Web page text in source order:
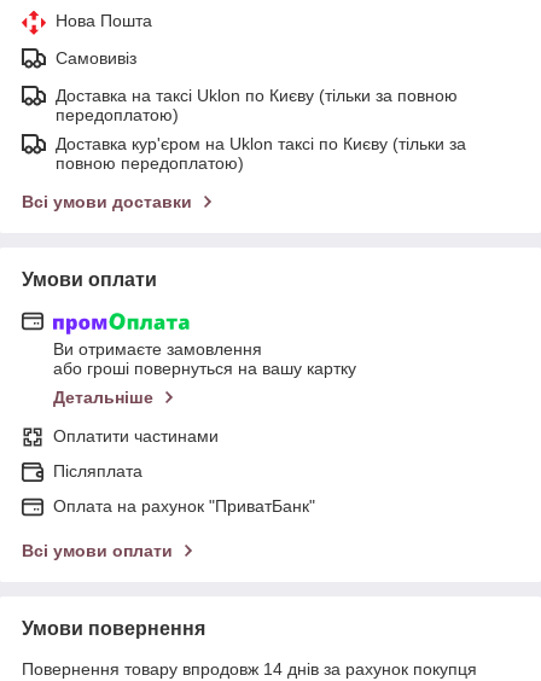
Нова Пошта
Самовивіз
Доставка на таксі Uklon по Києву (тільки за повною
передоплатою)
Доставка кур'єром на Uklon таксі по Києву (тільки за
повною передоплатою)
Всі умови доставки
Умови оплати
Ви отримаєте замовлення
або гроші повернуться на вашу картку
Детальніше
Оплатити частинами
Післяплата
Оплата на рахунок "ПриватБанк"
Всі умови оплати
Умови повернення
Повернення товару впродовж 14 днів за рахунок покупця